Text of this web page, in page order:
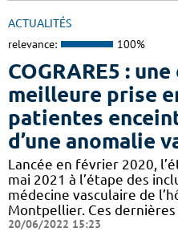
ACTUALITÉS
relevance: 100%
COGRARE5 :
meilleure prise
patientes
d’une anomalie
Lancée en février 2020,
mai 2021 à l’étape des
médecine vasculaire de
Montpellier. Ces
20/06/2022 15:23